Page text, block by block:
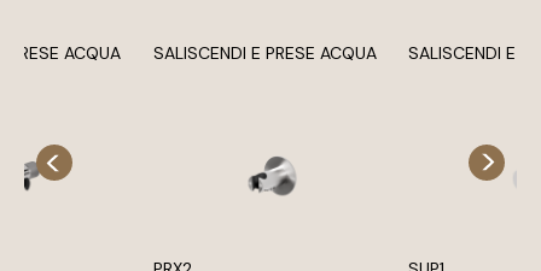
PRESE ACQUA SALISCENDI E PRESE ACQUA SALISCENDI E